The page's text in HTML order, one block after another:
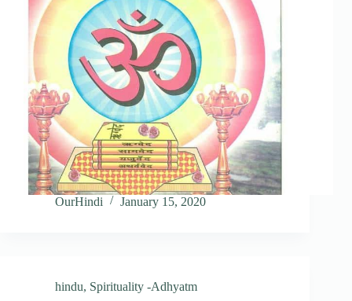
OurHindi January 15, 2020
hindu, Spirituality -Adhyatm